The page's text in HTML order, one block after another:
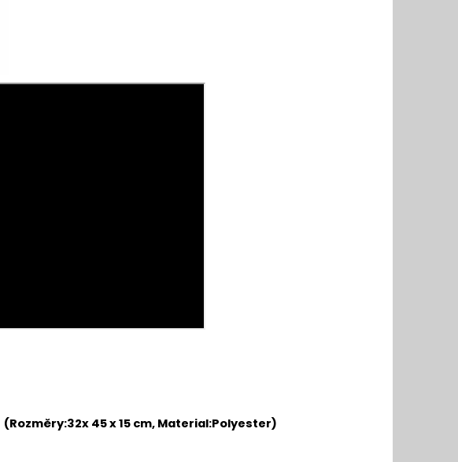
(Rozměry:32x 45 x 15 cm, Material:Polyester)